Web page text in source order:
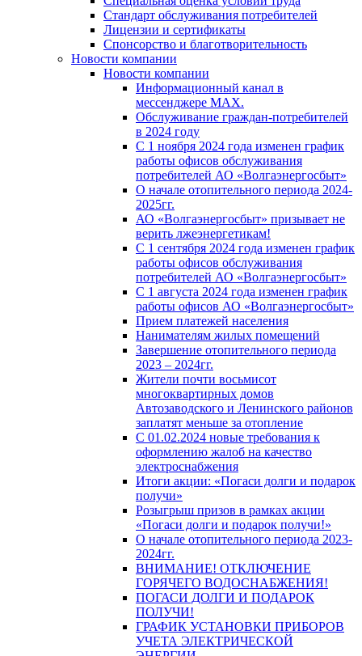
Стандарт обслуживания потребителей
Лицензии и сертификаты
Спонсорство и благотворительность
Новости компании
Новости компании
Информационный канал в
мессенджере MAX.
Обслуживание граждан-потребителей
в 2024 году
С 1 ноября 2024 года изменен график
работы офисов обслуживания
потребителей АО «Волгаэнергосбыт»
О начале отопительного периода 2024-
2025гг.
АО «Волгаэнергосбыт» призывает не
верить лжеэнергетикам!
С 1 сентября 2024 года изменен график
работы офисов обслуживания
потребителей АО «Волгаэнергосбыт»
С 1 августа 2024 года изменен график
работы офисов АО «Волгаэнергосбыт»
Прием платежей населения
Нанимателям жилых помещений
Завершение отопительного периода
2023 – 2024гг.
Жители почти восьмисот
многоквартирных домов
Автозаводского и Ленинского районов
заплатят меньше за отопление
С 01.02.2024 новые требования к
оформлению жалоб на качество
электроснабжения
Итоги акции: «Погаси долги и подарок
получи»
Розыгрыш призов в рамках акции
«Погаси долги и подарок получи!»
О начале отопительного периода 2023-
2024гг.
ВНИМАНИЕ! ОТКЛЮЧЕНИЕ
ГОРЯЧЕГО ВОДОСНАБЖЕНИЯ!
ПОГАСИ ДОЛГИ И ПОДАРОК
ПОЛУЧИ!
ГРАФИК УСТАНОВКИ ПРИБОРОВ
УЧЕТА ЭЛЕКТРИЧЕСКОЙ